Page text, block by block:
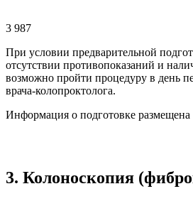
3 987
При условии предварительной
отсутствии противопоказаний и
возможно пройти процедуру в день
врача-колопроктолога.
Информация о подготовке размещена
3. Колоноскопия